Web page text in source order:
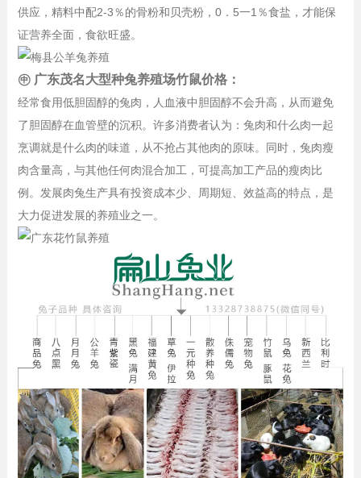
供应，精料中配2-3％的骨粉和贝壳粉，0．5一1％食盐，才能保
证营养全面，食欲旺盛。
㊥ 广东茂名大型种兔养殖场竹鼠价格：
经常食用低胆固醇的兔肉，人血液中胆固醇不会升高，从而避免
了胆固醇在血管壁的沉积。许多消费者认为：兔肉和什么肉一起
烹调就是什么肉的味道，从不抢占其他肉的原味。同时，兔肉瘦
肉含量高，与其他任何肉混合加工，可提高加工产品的瘦肉比
例。发展肉兔生产具有投资成本少、周期短、效益高的特点，是
大力促进发展的养殖业之一。